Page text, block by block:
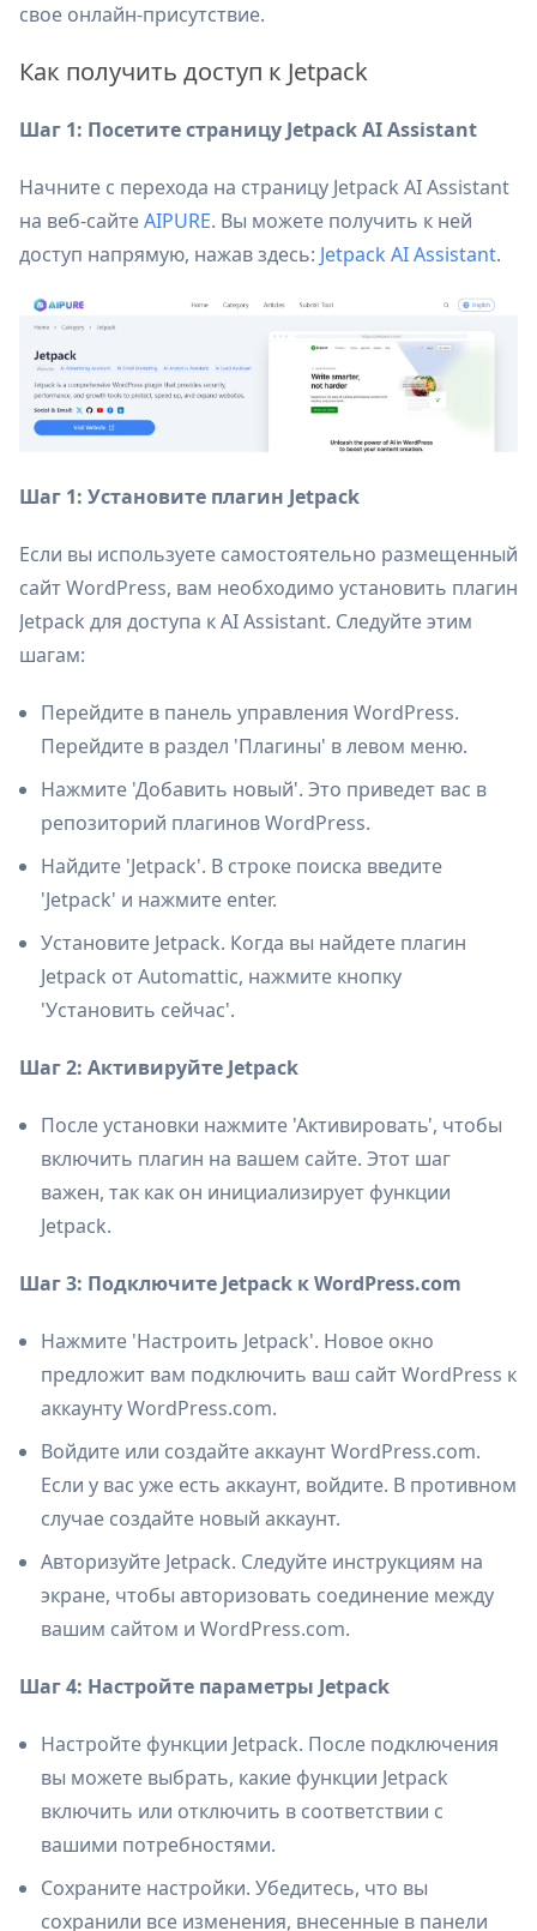
свое онлайн-присутствие.
Как получить доступ к Jetpack
Шаг 1: Посетите страницу Jetpack AI Assistant
Начните с перехода на страницу Jetpack AI Assistant
на веб-сайтеAIPURE. Вы можете получить к ней
доступ напрямую, нажав здесь: Jetpack AI Assistant.
Шаг 1: Установите плагин Jetpack
Если вы используете самостоятельно размещенный
сайт WordPress, вам необходимо установить плагин
Jetpack для доступа к AI Assistant. Следуйте этим
шагам:
Перейдите в панель управления WordPress.
Перейдите в раздел 'Плагины' в левом меню.
Нажмите 'Добавить новый'. Это приведет вас в
репозиторий плагинов WordPress.
Найдите 'Jetpack'. В строке поиска введите
'Jetpack' и нажмите enter.
Установите Jetpack. Когда вы найдете плагин
Jetpack от Automattic, нажмите кнопку
'Установить сейчас'.
Шаг 2: Активируйте Jetpack
После установки нажмите 'Активировать', чтобы
включить плагин на вашем сайте. Этот шаг
важен, так как он инициализирует функции
Jetpack.
Шаг 3: Подключите Jetpack к WordPress.com
Нажмите 'Настроить Jetpack'. Новое окно
предложит вам подключить ваш сайт WordPress к
аккаунту WordPress.com.
Войдите или создайте аккаунт WordPress.com.
Если у вас уже есть аккаунт, войдите. В противном
случае создайте новый аккаунт.
Авторизуйте Jetpack. Следуйте инструкциям на
экране, чтобы авторизовать соединение между
вашим сайтом и WordPress.com.
Шаг 4: Настройте параметры Jetpack
Настройте функции Jetpack. После подключения
вы можете выбрать, какие функции Jetpack
включить или отключить в соответствии с
вашими потребностями.
Сохраните настройки. Убедитесь, что вы
сохранили все изменения, внесенные в панели